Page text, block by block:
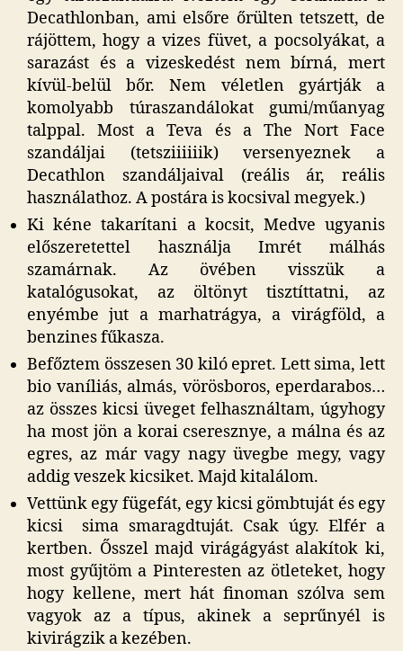
Decathlonban, ami elsőre őrülten tetszett, de
rájöttem, hogy a vizes füvet, a pocsolyákat, a
sarazást és a vizeskedést nem bírná, mert
kívül-belül bőr. Nem véletlen gyártják a
komolyabb túraszandálokat gumi/műanyag
talppal. Most a Teva és a The Nort Face
szandáljai (tetsziiiiiik) versenyeznek a
Decathlon szandáljaival (reális ár, reális
használathoz. A postára is kocsival megyek.)
Ki kéne takarítani a kocsit, Medve ugyanis
előszeretettel használja Imrét málhás
szamárnak. Az övében visszük a
katalógusokat, az öltönyt tisztíttatni, az
enyémbe jut a marhatrágya, a virágföld, a
benzines fűkasza.
Befőztem összesen 30 kiló epret. Lett sima, lett
bio vaníliás, almás, vörösboros, eperdarabos…
az összes kicsi üveget felhasználtam, úgyhogy
ha most jön a korai cseresznye, a málna és az
egres, az már vagy nagy üvegbe megy, vagy
addig veszek kicsiket. Majd kitalálom.
Vettünk egy fügefát, egy kicsi gömbtuját és egy
kicsi sima smaragdtuját. Csak úgy. Elfér a
kertben. Ősszel majd virágágyást alakítok ki,
most gyűjtöm a Pinteresten az ötleteket, hogy
hogy kellene, mert hát finoman szólva sem
vagyok az a típus, akinek a seprűnyél is
kivirágzik a kezében.